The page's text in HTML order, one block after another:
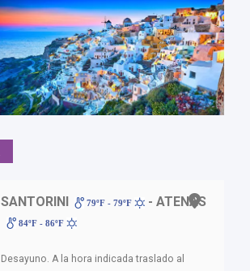
SANTORINI 79ºF - 79ºF - ATENAS
84ºF - 86ºF
Desayuno. A la hora indicada traslado al